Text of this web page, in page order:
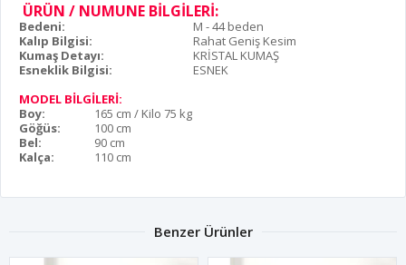
ÜRÜN / NUMUNE BİLGİLERİ:
Bedeni:
M - 44 beden
Kalıp Bilgisi:
Rahat Geniş Kesim
Kumaş Detayı:
KRİSTAL KUMAŞ
Esneklik Bilgisi:
ESNEK
MODEL BİLGİLERİ:
Boy:
165 cm / Kilo 75 kg
Göğüs:
100 cm
Bel:
90 cm
Kalça:
110 cm
Benzer Ürünler